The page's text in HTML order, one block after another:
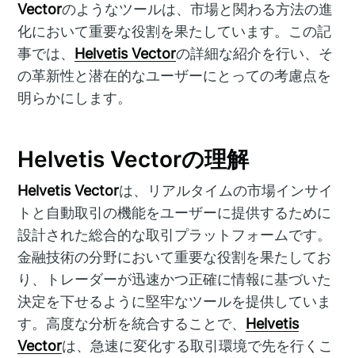
Vectorのようなツールは、市場と関わる方法の進
化において重要な役割を果たしています。この記
事では、 Helvetis Vectorの詳細な紹介を行い、そ
の革新性と潜在的なユーザーにとっての考慮点を
明らかにします。
Helvetis Vectorの理解
Helvetis Vectorは、リアルタイムの市場インサイ
トと自動取引の機能をユーザーに提供するために
設計された総合的な取引プラットフォームです。
金融技術の分野において重要な役割を果たしてお
り、トレーダーが迅速かつ正確に情報に基づいた
決定を下せるように堅牢なツールを提供していま
す。高度な分析を統合することで、 Helvetis
Vectorは、急速に変化する取引環境で先を行くこ